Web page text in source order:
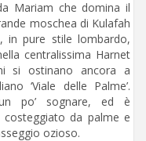
Mariam che domina il
moschea di Kulafah
in pure stile lombardo,
centralissima Harnet
si ostinano ancora a
‘Viale delle Palme’.
po’ sognare, ed è
da palme e
ozioso.